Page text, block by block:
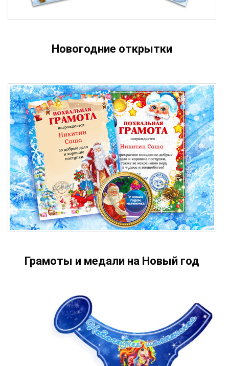
Новогодние открытки
Грамоты и медали на Новый год